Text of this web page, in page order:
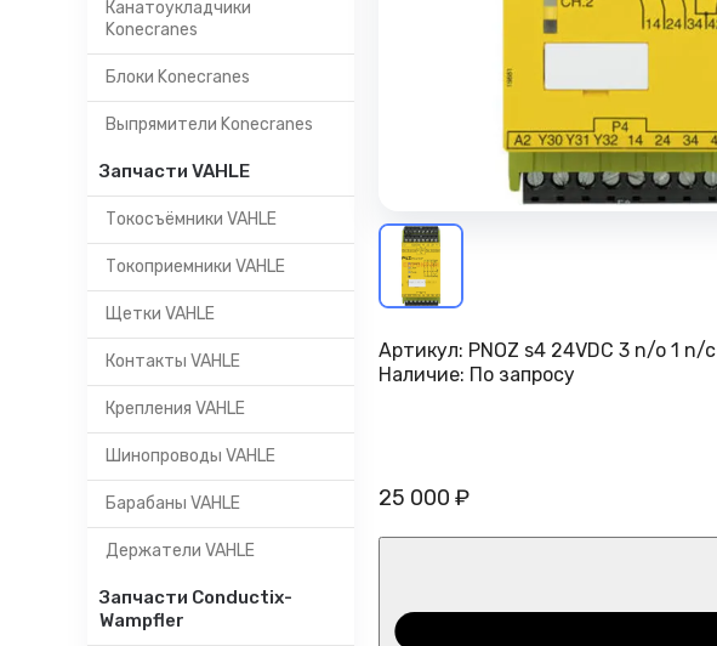
Канатоукладчики
Konecranes
Блоки Konecranes
Выпрямители Konecranes
Запчасти VAHLE
Токосъёмники VAHLE
Токоприемники VAHLE
Щетки VAHLE
Контакты VAHLE
Крепления VAHLE
Шинопроводы VAHLE
Барабаны VAHLE
Держатели VAHLE
Запчасти Conductix-
Wampfler
Артикул: PNOZ s4 24VDC 3 n/o 1 n/c
Наличие: По запросу
25 000 ₽